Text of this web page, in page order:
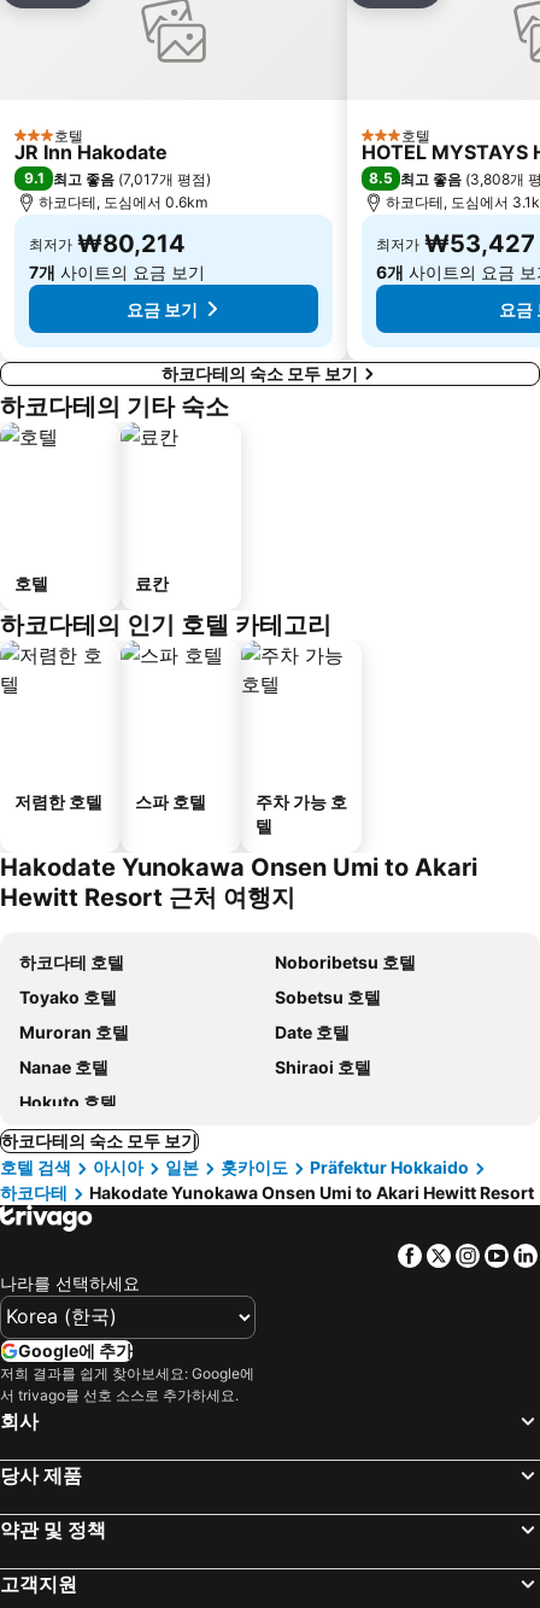
3 성급호텔
JR Inn Hakodate
9.1 최고 좋음 (7,017개 평점)
하코다테, 도심에서 0.6km
최저가 ₩80,214
7개 사이트의 요금 보기
요금 보기
3 성급호텔
HOTEL
8.5 최고 좋음 (3,808개
하코다테, 도심에서
최저가 ₩53,427
6개 사이트의 요금 보
요금
하코다테의 숙소 모두 보기
하코다테의 기타 숙소
호텔 료칸
하코다테의 인기 호텔 카테고리
저렴한 호텔 스파 호텔
주차 가능 호
텔
Hakodate Yunokawa Onsen Umi to Akari
Hewitt Resort 근처 여행지
하코다테 호텔
Noboribetsu 호텔
Toyako 호텔
Sobetsu 호텔
Muroran 호텔
Date 호텔
Nanae 호텔
Shiraoi 호텔
Hokuto 호텔
하코다테의 숙소 모두 보기
호텔 검색
아시아 일본 홋카이도
Präfektur Hokkaido
하코다테
Hakodate Yunokawa Onsen Umi to Akari Hewitt Resort
Facebook
Twitter
나라를 선택하세요
Google에 추가
저희 결과를 쉽게 찾아보세요: Google에
서 trivago를 선호 소스로 추가하세요.
회사
당사 제품
약관 및 정책
고객지원